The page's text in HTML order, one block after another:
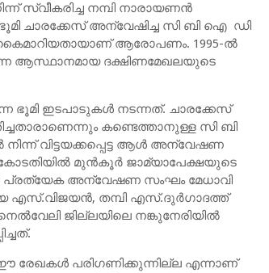
സ്വീകരിച്ച നമ്പി നാരായണന്‍
ചാരക്കേസ് അന്വേഷിച്ച സി ബി ഐ ഡി
ആരോപണം. 1995-ല്‍
ആസ്ഥാനമായ ദക്ഷിണമേഖലയുടെ
ഭൂമി ഇടപാടുകൾ നടന്നത്. ചാരക്കേസ്
കണ്ടെത്താനുള്ള സി ബി
വിട്ടയക്കപ്പെട്ട ആള്‍ അന്വേഷണ
മുൻ‌കൂർ ജാമ്യാപേക്ഷയുടെ
പ്രത്യേക അന്വേഷണ സംഘം മേധാവി
എസ്.വിജയന്‍, തമ്പി എസ്.ദുര്‍ഗാദത്ത്
ജില്ലയിലെ നങ്കുനേരിയില്‍
ഈ രേഖകള്‍ പരിഗണിക്കുന്നില്ല എന്നാണ്